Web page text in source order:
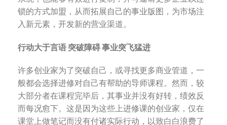
锁的方式加盟，从而拓展自己的事业版图，为市场注
入新元素，开发新的营业渠道。
行动大于言语 突破障碍 事业突飞猛进
许多创业家为了突破自己，或寻找更多商业管道，一
般都会选择进修对自己有帮助的导师课程。然而，较
大部分者在课程完毕后，其事业并没有好转，绩效反
而每况愈下。这是因为这些上进修课的创业家，仅在
课堂上做笔记而没有付诸实际行动，以致白白浪费了